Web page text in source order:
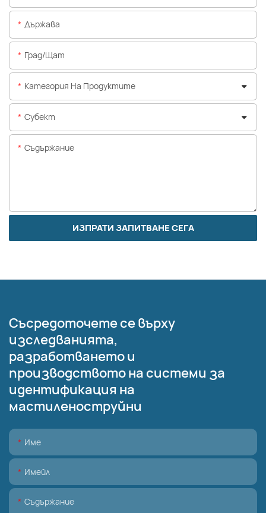
Държава
Град/щат
Категория На Продуктите
Субект
Съдържание
ИЗПРАТИ ЗАПИТВАНЕ СЕГА
Съсредоточете се върху
изследванията,
разработването и
производството на системи за
идентификация на
мастиленоструйни
Име
Имейл
Съдържание